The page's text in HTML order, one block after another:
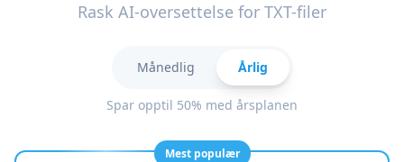
Rask AI-oversettelse for TXT-filer
Månedlig Årlig
Spar opptil 50% med årsplanen
Mest populær